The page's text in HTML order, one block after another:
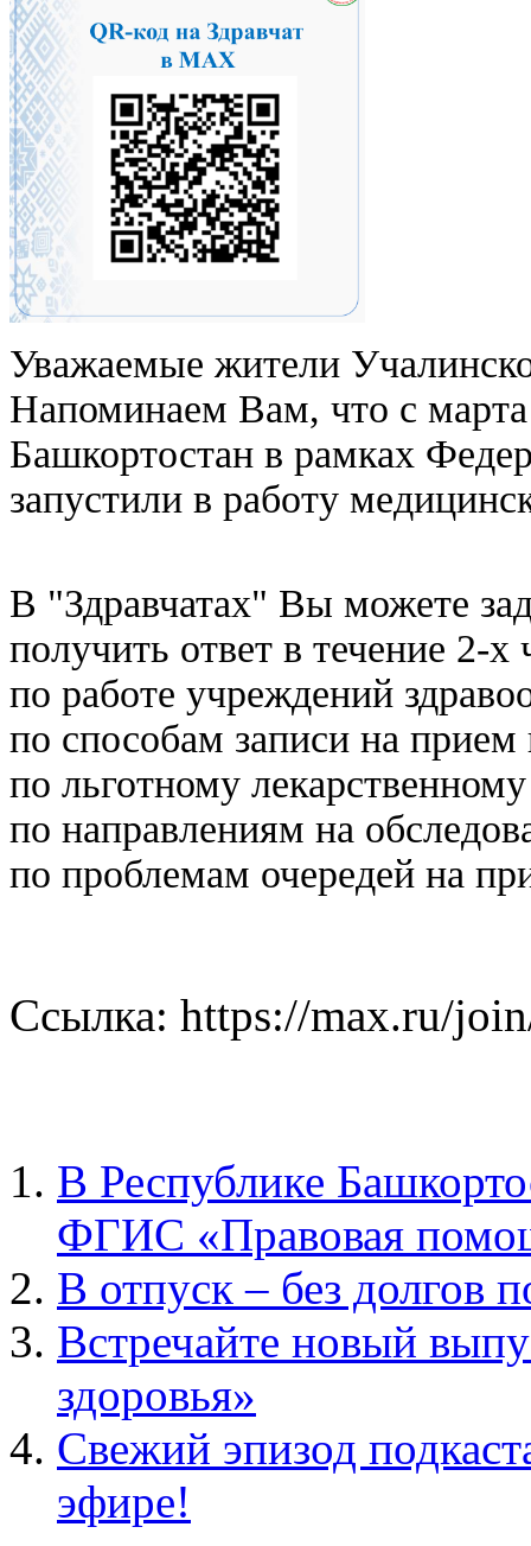
Уважаемые жители
Напоминаем Вам, что с марта
Башкортостан в рамках
запустили в работу
В "Здравчатах" Вы можете
получить ответ в течение 2-х
по работе учреждений
по способам записи на прием
по льготному
по направлениям на
по проблемам очередей на
Ссылка: https://max.ru/
В Республике
ФГИС «Правовая
В отпуск – без долгов
Встречайте новый
здоровья»
Свежий эпизод
эфире!